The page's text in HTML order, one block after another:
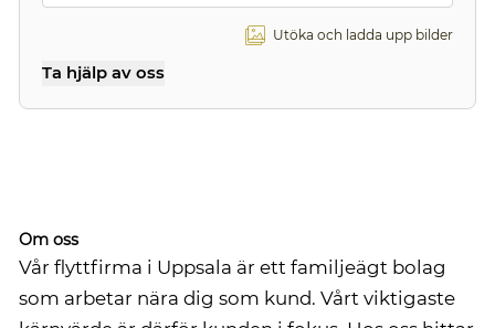
Utöka och ladda upp bilder
Ta hjälp av oss
Om oss
Vår flyttfirma i Uppsala är ett familjeägt bolag
som arbetar nära dig som kund. Vårt viktigaste